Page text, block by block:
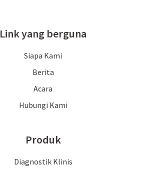
Link yang berguna
Siapa Kami
Berita
Acara
Hubungi Kami
Produk
Diagnostik Klinis